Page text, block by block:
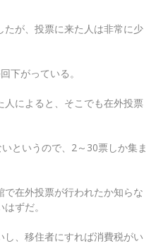
が、投票に来た人は非常に少
下がっている。
によると、そこでも在外投票
というので、2～30票しか集ま
在外投票が行われたか知らな
ずだ。
、移住者にすれば消費税がい